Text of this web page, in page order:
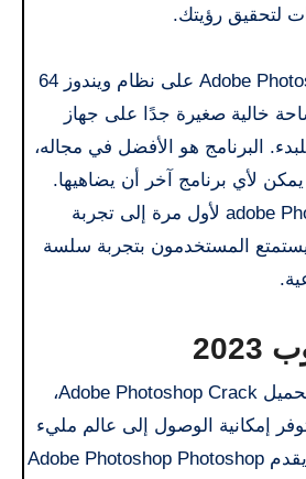
لتحقيق رؤيتك.
إن تثبيت Adobe Photoshop Crack على نظام ويندوز 64
خالية صغيرة جدًا على جهاز
البرنامج هو الأفضل في مجاله،
لأي برنامج آخر أن يضاهيها.
من استخدام adobe Photoshop لأول مرة إلى تجربة
المستخدمون بتجربة سلسة
بالنسبة للراغبين في تحميل Adobe Photoshop Crack،
إمكانية الوصول إلى عالم مليء
بالإمكانيات الإبداعية. يقدم Adobe Photoshop Photoshop